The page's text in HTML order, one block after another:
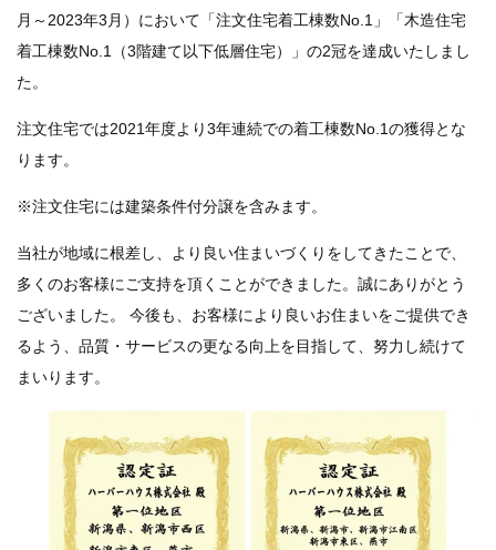
月～2023年3月）において「注文住宅着工棟数No.1」「木造住宅
着工棟数No.1（3階建て以下低層住宅）」の2冠を達成いたしまし
た。
注文住宅では2021年度より3年連続での着工棟数No.1の獲得とな
ります。
※注文住宅には建築条件付分譲を含みます。
当社が地域に根差し、より良い住まいづくりをしてきたことで、
多くのお客様にご支持を頂くことができました。誠にありがとう
ございました。 今後も、お客様により良いお住まいをご提供でき
るよう、品質・サービスの更なる向上を目指して、努力し続けて
まいります。